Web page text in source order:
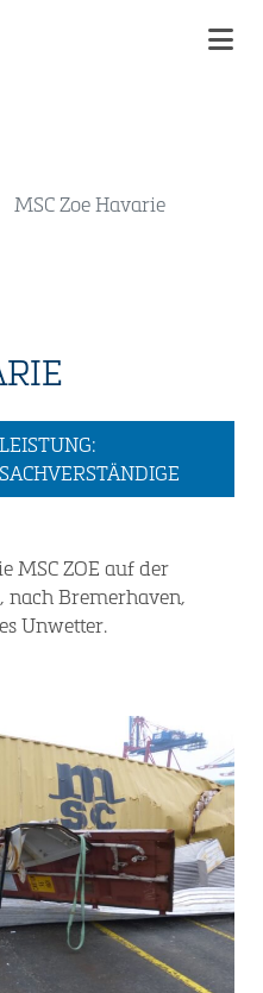
KARRIERE
MSC Zoe Havarie
LEISTUNG:
SACHVERSTÄNDIGE
MSC ZOE auf der
nach Bremerhaven,
Unwetter.